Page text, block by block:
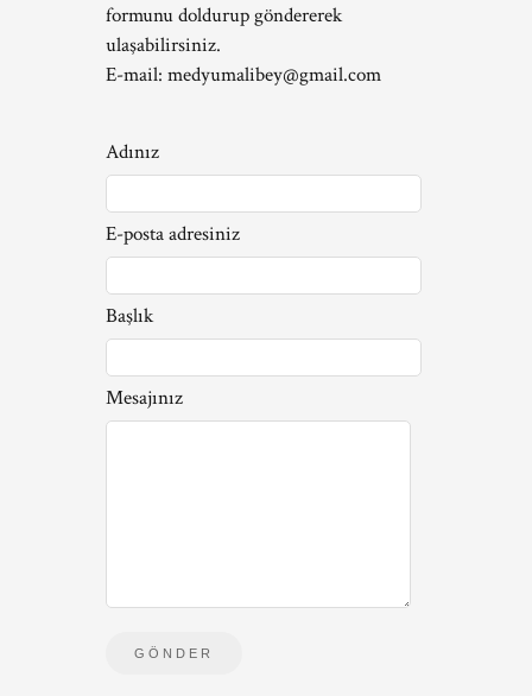
formunu doldurup göndererek
ulaşabilirsiniz.
E-mail: medyumalibey@gmail.com
Adınız
E-posta adresiniz
Başlık
Mesajınız